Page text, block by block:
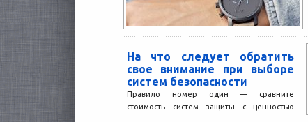
На что следует обратить
свое внимание при выборе
систем безопасности
Правило номер один — сравните
стоимость систем защиты с ценностью